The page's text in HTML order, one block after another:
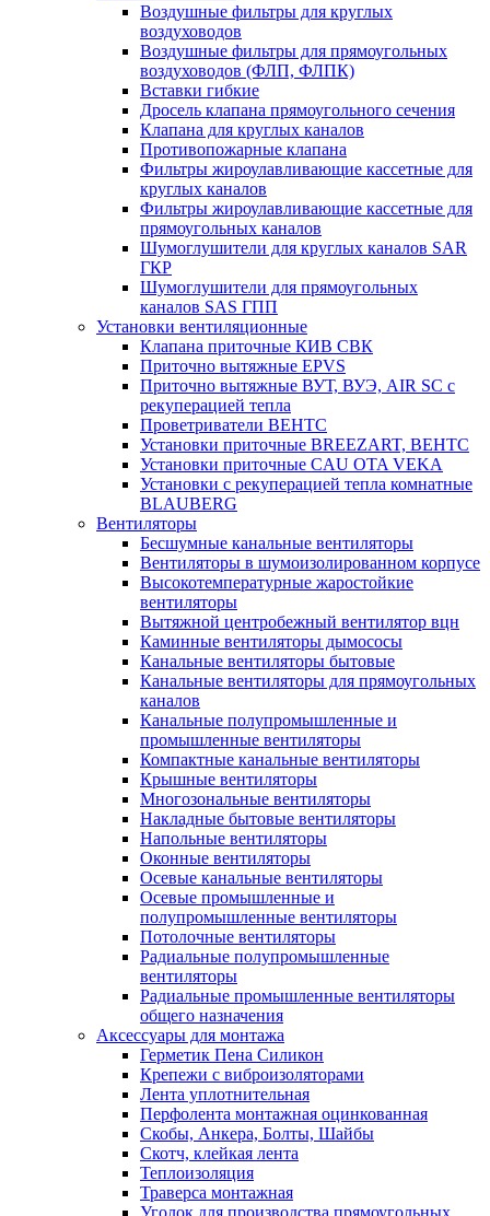
Воздушные фильтры для круглых
воздуховодов
Воздушные фильтры для прямоугольных
воздуховодов (ФЛП, ФЛПК)
Вставки гибкие
Дросель клапана прямоугольного сечения
Клапана для круглых каналов
Противопожарные клапана
Фильтры жироулавливающие кассетные для
круглых каналов
Фильтры жироулавливающие кассетные для
прямоугольных каналов
Шумоглушители для круглых каналов SAR
ГКР
Шумоглушители для прямоугольных
каналов SAS ГПП
Установки вентиляционные
Клапана приточные КИВ СВК
Приточно вытяжные EPVS
Приточно вытяжные ВУТ, ВУЭ, AIR SC с
рекуперацией тепла
Проветриватели ВЕНТС
Установки приточные BREEZART, ВЕНТС
Установки приточные CAU OTA VEKA
Установки с рекуперацией тепла комнатные
BLAUBERG
Вентиляторы
Бесшумные канальные вентиляторы
Вентиляторы в шумоизолированном корпусе
Высокотемпературные жаростойкие
вентиляторы
Вытяжной центробежный вентилятор вцн
Каминные вентиляторы дымососы
Канальные вентиляторы бытовые
Канальные вентиляторы для прямоугольных
каналов
Канальные полупромышленные и
промышленные вентиляторы
Компактные канальные вентиляторы
Крышные вентиляторы
Многозональные вентиляторы
Накладные бытовые вентиляторы
Напольные вентиляторы
Оконные вентиляторы
Осевые канальные вентиляторы
Осевые промышленные и
полупромышленные вентиляторы
Потолочные вентиляторы
Радиальные полупромышленные
вентиляторы
Радиальные промышленные вентиляторы
общего назначения
Аксессуары для монтажа
Герметик Пена Силикон
Крепежи с виброизоляторами
Лента уплотнительная
Перфолента монтажная оцинкованная
Скобы, Анкера, Болты, Шайбы
Скотч, клейкая лента
Теплоизоляция
Траверса монтажная
Уголок для производства прямоугольных